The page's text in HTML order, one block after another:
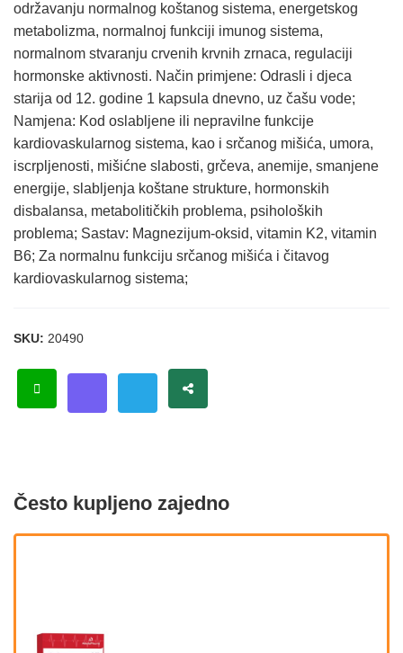
održavanju normalnog koštanog sistema, energetskog
metabolizma, normalnoj funkciji imunog sistema,
normalnom stvaranju crvenih krvnih zrnaca, regulaciji
hormonske aktivnosti. Način primjene: Odrasli i djeca
starija od 12. godine 1 kapsula dnevno, uz čašu vode;
Namjena: Kod oslabljene ili nepravilne funkcije
kardiovaskularnog sistema, kao i srčanog mišića, umora,
iscrpljenosti, mišićne slabosti, grčeva, anemije, smanjene
energije, slabljenja koštane strukture, hormonskih
disbalansa, metabolitičkih problema, psiholoških
problema; Sastav: Magnezijum-oksid, vitamin K2, vitamin
B6; Za normalnu funkciju srčanog mišića i čitavog
kardiovaskularnog sistema;
SKU: 20490
Često kupljeno zajedno